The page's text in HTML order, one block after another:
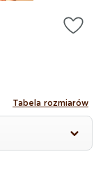
Tabela rozmiarów